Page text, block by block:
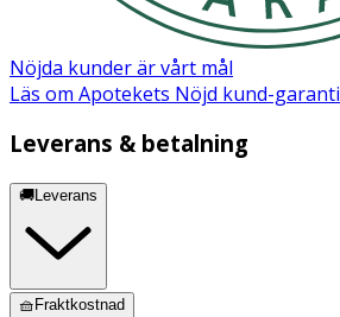
Nöjda kunder är vårt mål
Läs om Apotekets Nöjd kund-garanti
Leverans & betalning
🚚Leverans
🧺Fraktkostnad